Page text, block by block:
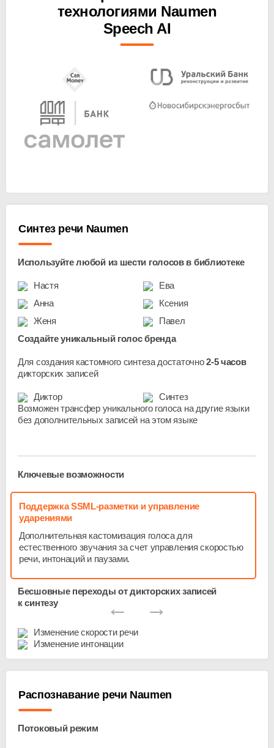
технологиями Naumen
Speech AI
Синтез речи Naumen
Используйте любой из шести голосов в библиотеке
Настя
Ева
Анна
Ксения
Женя
Павел
Создайте уникальный голос бренда
Для создания кастомного синтеза достаточно2-5 часов
дикторских записей
Диктор
Синтез
Возможен трансфер уникального голоса на другие языки
без дополнительных записей на этом языке
Ключевые возможности
Поддержка SSML-разметки и управление
ударениями
Дополнительная кастомизация голоса для
естественного звучания за счет управления скоростью
речи, интонаций и паузами.
Бесшовные переходы от дикторских записей
к синтезу
← →
Изменение скорости речи
Изменение интонации
Распознавание речи Naumen
Потоковый режим